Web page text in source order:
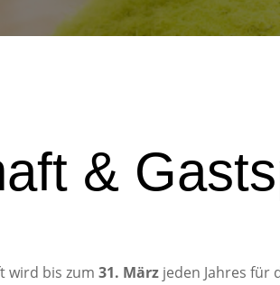
&
wird bis zum31. März jeden Jahres für